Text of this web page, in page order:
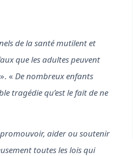
de la santé mutilent et
que les adultes peuvent
». « De nombreux enfants
tragédie qu’est le fait de ne
aider ou soutenir
toutes les lois qui